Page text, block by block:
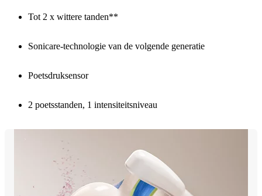
Tot 2 x wittere tanden**
Sonicare-technologie van de volgende generatie
Poetsdruksensor
2 poetsstanden, 1 intensiteitsniveau